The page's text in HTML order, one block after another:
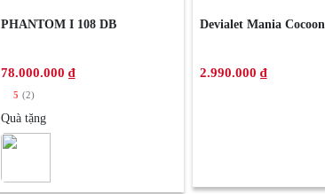
PHANTOM I 108 DB
78.000.000 ₫
5 (2)
Quà tặng
Devialet Mania Cocoon
2.990.000 ₫